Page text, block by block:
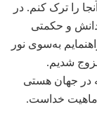
را ترک کنم. در
و حکمتی
به‌سوی نور
شدیم.
در جهان هستی
ماهیت خداست.